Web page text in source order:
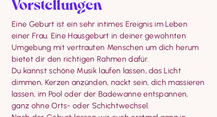
Eine Geburt ist ein sehr intimes Ereignis im Leben
einer Frau. Eine Hausgeburt in deiner gewohnten
Umgebung mit vertrauten Menschen um dich herum
bietet dir den richtigen Rahmen dafür.
Du kannst schöne Musik laufen lassen, das Licht
dimmen, Kerzen anzünden, nackt sein, dich massieren
lassen, im Pool oder der Badewanne entspannen,
ganz ohne Orts- oder Schichtwechsel.